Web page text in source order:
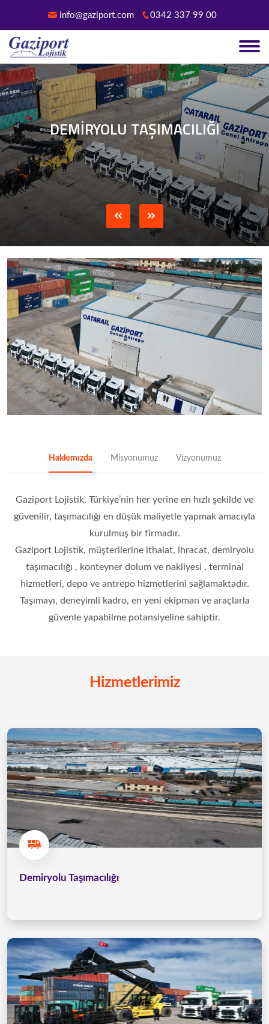
info@gaziport.com 0342 337 99 00
DEMİRYOLU TAŞIMACILIĞI
Hakkımızda Misyonumuz Vizyonumuz
Gaziport Lojistik, Türkiye’nin her yerine en hızlı şekilde ve
güvenilir, taşımacılığı en düşük maliyetle yapmak amacıyla
kurulmuş bir firmadır.
Gaziport Lojistik, müşterilerine ithalat, ihracat, demiryolu
taşımacılığı , konteyner dolum ve nakliyesi , terminal
hizmetleri, depo ve antrepo hizmetlerini sağlamaktadır.
Taşımayı, deneyimli kadro, en yeni ekipman ve araçlarla
güvenle yapabilme potansiyeline sahiptir.
Hizmetlerimiz
Demiryolu Taşımacılığı